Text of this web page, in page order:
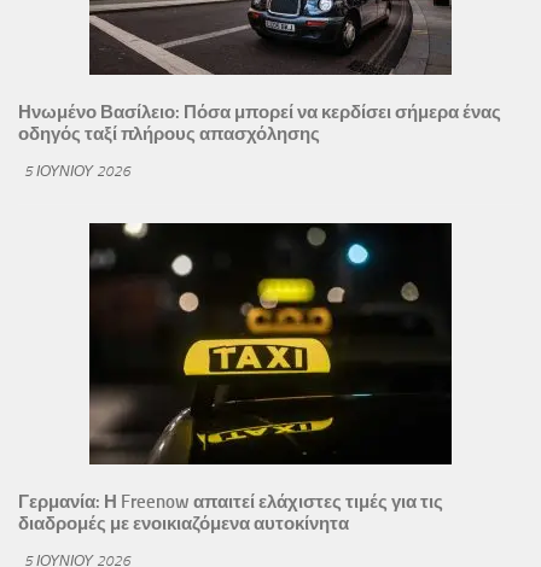
Ηνωμένο Βασίλειο: Πόσα μπορεί να κερδίσει σήμερα ένας
οδηγός ταξί πλήρους απασχόλησης
5 ΙΟΥΝΊΟΥ 2026
Γερμανία: Η Freenow απαιτεί ελάχιστες τιμές για τις
διαδρομές με ενοικιαζόμενα αυτοκίνητα
5 ΙΟΥΝΊΟΥ 2026